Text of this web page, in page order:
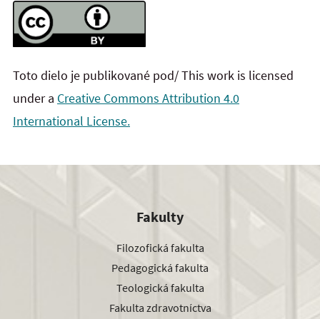
Toto dielo je publikované pod/ This work is licensed
under a Creative Commons Attribution 4.0
International License.
Fakulty
Filozofická fakulta
Pedagogická fakulta
Teologická fakulta
Fakulta zdravotníctva